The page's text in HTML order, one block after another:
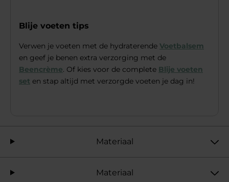
Blije voeten tips
Verwen je voeten met de hydraterende Voetbalsem
en geef je benen extra verzorging met de
Beencrème. Of kies voor de complete Blije voeten
set en stap altijd met verzorgde voeten je dag in!
Materiaal
Materiaal